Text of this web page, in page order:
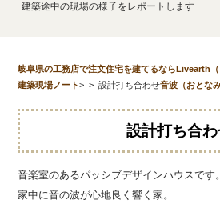
建築途中の現場の様子をレポートします
岐阜県の工務店で注文住宅を建てるならLivearth
建築現場ノート>
音波（おとな
> 設計打ち合わせ
設計打ち合
音楽室のあるパッシブデザインハウスです。
家中に音の波が心地良く響く家。